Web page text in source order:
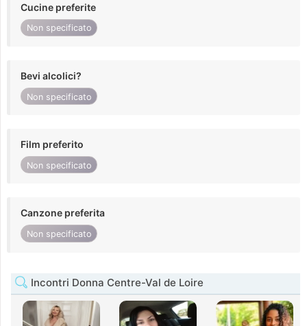
Cucine preferite
Non specificato
Bevi alcolici?
Non specificato
Film preferito
Non specificato
Canzone preferita
Non specificato
Incontri Donna Centre-Val de Loire